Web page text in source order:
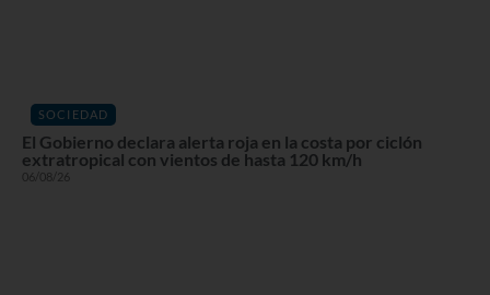
SOCIEDAD
El Gobierno declara alerta roja en la costa por ciclón
extratropical con vientos de hasta 120 km/h
06/08/26